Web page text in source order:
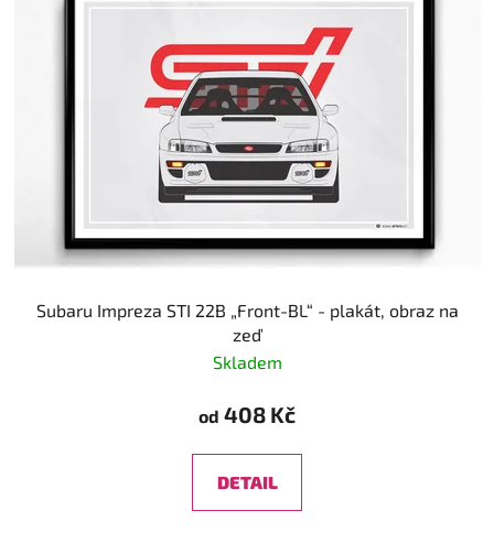
Subaru Impreza STI 22B „Front-BL“ - plakát, obraz na
zeď
Skladem
od 408 Kč
DETAIL